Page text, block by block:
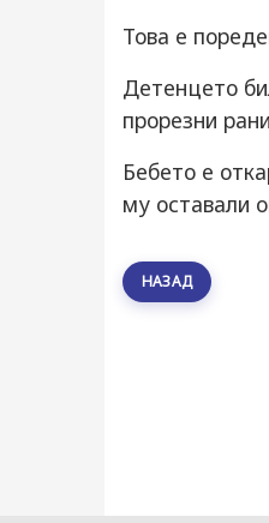
Това е
Детенцето
прорезни
Бебето е
му оставали
НАЗАД